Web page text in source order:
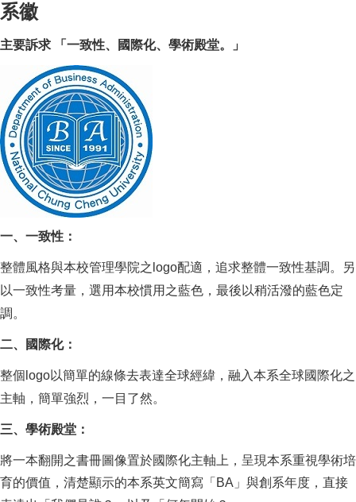
系徽
主要訴求 「一致性、國際化、學術殿堂。」
一、一致性：
整體風格與本校管理學院之logo配適，追求整體一致性基調。另
以一致性考量，選用本校慣用之藍色，最後以稍活潑的藍色定
調。
二、國際化：
整個logo以簡單的線條去表達全球經緯，融入本系全球國際化之
主軸，簡單強烈，一目了然。
三、學術殿堂：
將一本翻開之書冊圖像置於國際化主軸上，呈現本系重視學術培
育的價值，清楚顯示的本系英文簡寫「BA」與創系年度，直接